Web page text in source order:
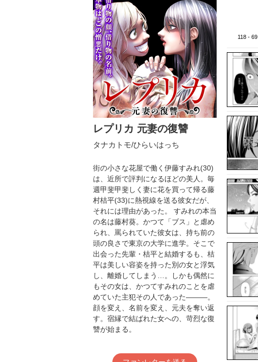
レプリカ 元妻の復讐
タナカトモ/ひらいはっち
街の小さな花屋で働く伊藤すみれ(30)
は、近所で評判になるほどの美人。毎
週甲斐甲斐しく妻に花を買って帰る藤
村桔平(33)に熱視線を送る彼女だが、
それには理由があった。 すみれの本当
の名は藤村葵。かつて「ブス」と虐め
られ、罵られていた彼女は、持ち前の
頭の良さで東京の大学に進学。そこで
出会った先輩・桔平と結婚するも、桔
平は美しい容姿を持った別の女と浮気
し、離婚してしまう…。しかも偶然に
もその女は、かつてすみれのことを虐
めていた主犯その人であった―――。
顔を変え、名前を変え、元夫を奪い返
す。宿縁で結ばれた女への、苛烈な復
讐が始まる。
118 - 69